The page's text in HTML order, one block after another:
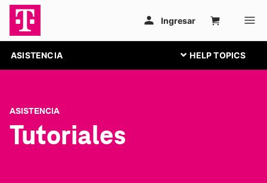
ASISTENCIA
ASISTENCIA
Tutoriales